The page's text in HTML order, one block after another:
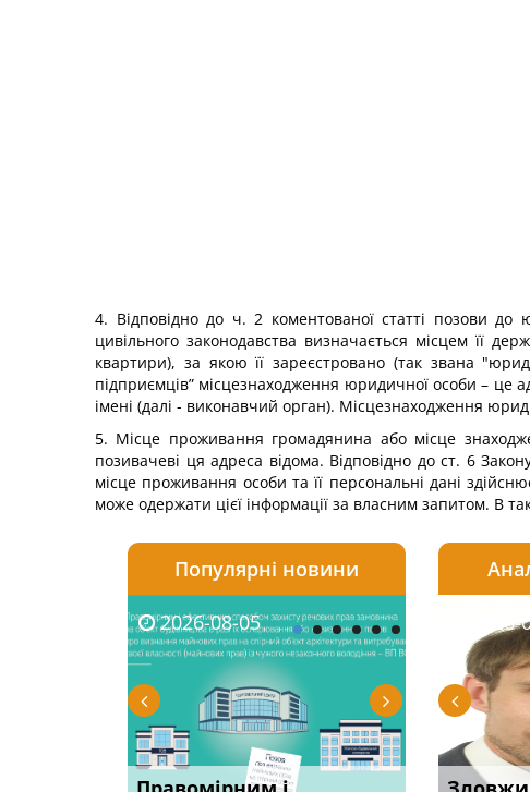
4. Відповідно до ч. 2 коментованої статті позови до
цивільного законодавства визначається місцем її
квартири), за якою її зареєстровано (так звана
підприємців” місцезнаходження юридичної особи – це
імені (далі - виконавчий орган). Місцезнаходження
5. Місце проживання громадянина або місце
позивачеві ця адреса відома. Відповідно до ст. 6
місце проживання особи та її персональні дані
може одержати цієї інформації за власним запитом. В
Популярні новини
2026-08-05 2026-08-
2026-08-03